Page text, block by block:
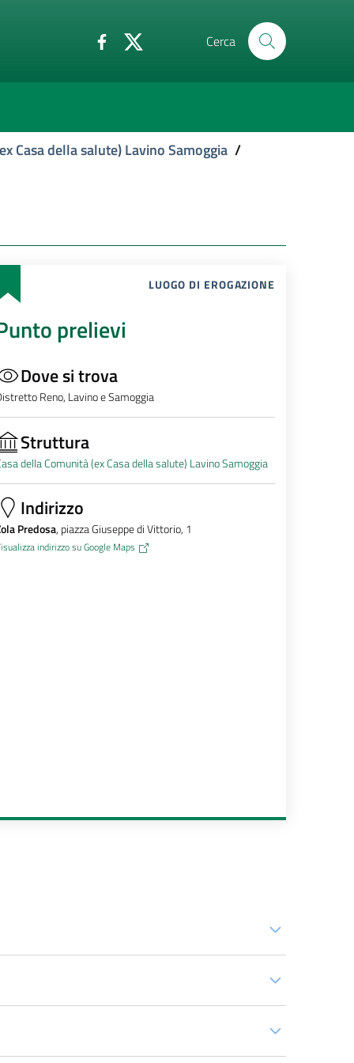
Cerca
Casa della salute) Lavino Samoggia /
LUOGO DI EROGAZIONE
prelievi
Dove si trova
Reno, Lavino e Samoggia
Struttura
della Comunità (ex Casa della salute) Lavino Samoggia
Indirizzo
Predosa, piazza Giuseppe di Vittorio, 1
indirizzo su Google Maps